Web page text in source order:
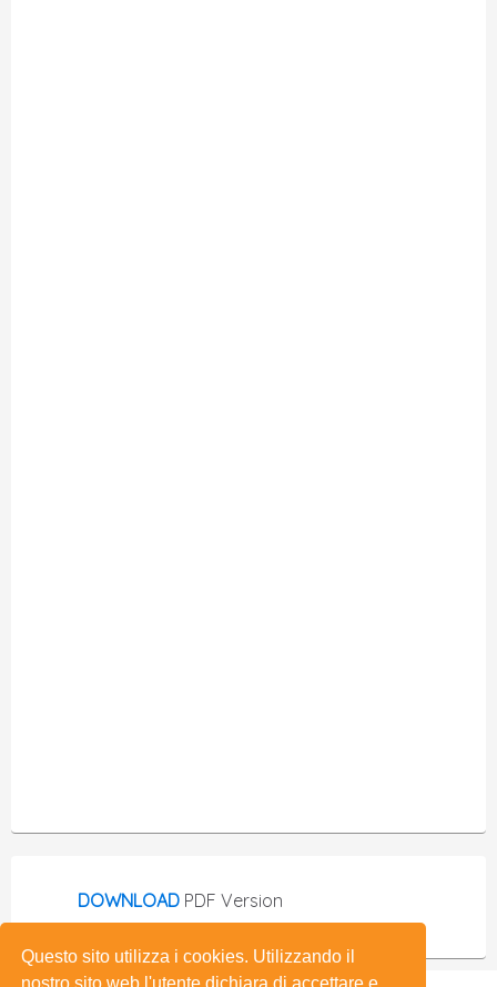
Questo sito utilizza i cookies. Utilizzando il
nostro sito web l'utente dichiara di accettare e
DOWNLOAD PDF Version